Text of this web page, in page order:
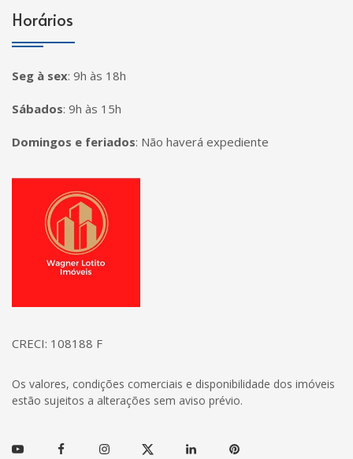
Horários
Seg à sex: 9h às 18h
Sábados: 9h às 15h
Domingos e feriados: Não haverá expediente
Página inicial
CRECI: 108188 F
Os valores, condições comerciais e disponibilidade dos imóveis
estão sujeitos a alterações sem aviso prévio.
Youtube FacebookInstagramTwitter Linkedin Pinterest